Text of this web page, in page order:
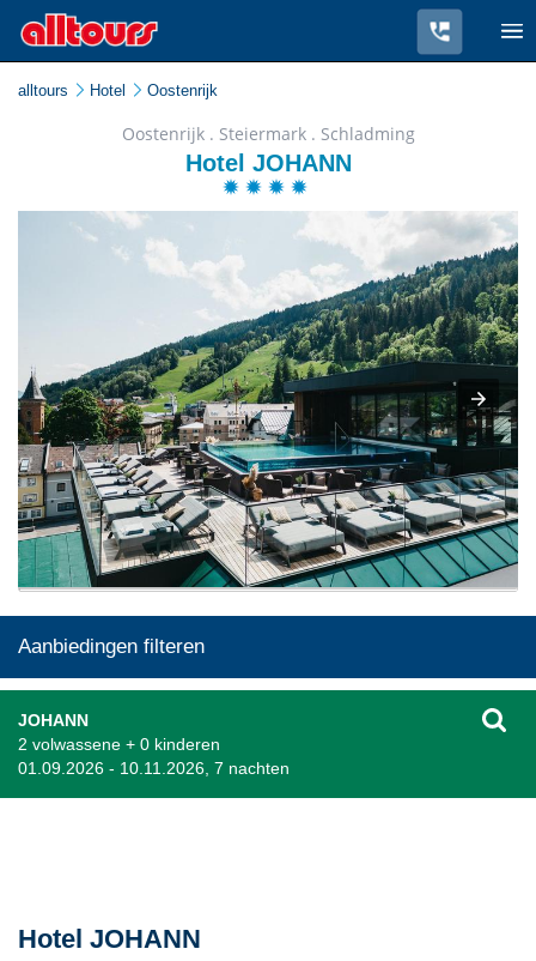
alltours Hotel Oostenrijk
Oostenrijk . Steiermark . Schladming
Hotel JOHANN
Aanbiedingen filteren
JOHANN
2 volwassene + 0 kinderen
01.09.2026 - 10.11.2026, 7 nachten
Hotel JOHANN